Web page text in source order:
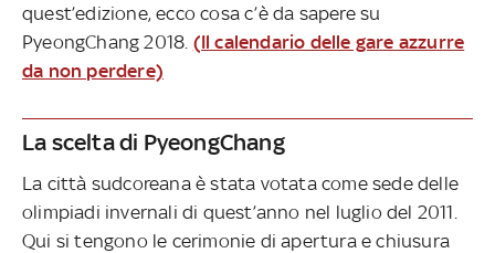
quest’edizione, ecco cosa c’è da sapere su
PyeongChang 2018. (Il calendario delle gare azzurre
da non perdere)
La scelta di PyeongChang
La città sudcoreana è stata votata come sede delle
olimpiadi invernali di quest’anno nel luglio del 2011.
Qui si tengono le cerimonie di apertura e chiusura